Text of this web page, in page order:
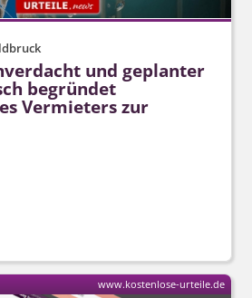
und geplanter
begründet
Vermieters zur
www.kostenlose-urteile.de